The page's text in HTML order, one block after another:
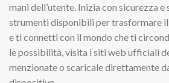
mani dell’utente. Inizia con sicurezza
strumenti disponibili per trasformare
e ti connetti con il mondo che ti
le possibilità, visita i siti web ufficiali
menzionate o scaricale direttamente